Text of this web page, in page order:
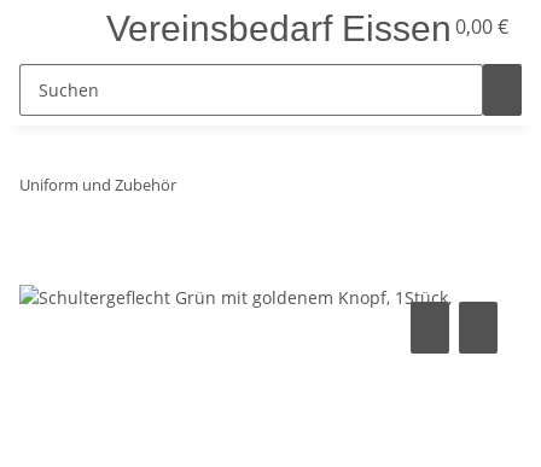
Vereinsbedarf Eissen 0,00 €
Uniform und Zubehör